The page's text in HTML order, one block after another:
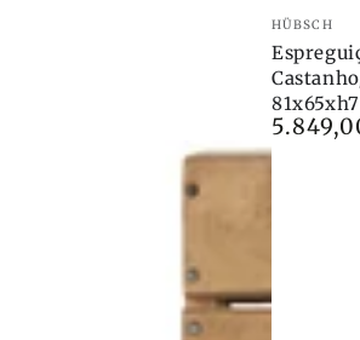
Marca:
HÜBSCH
Preço